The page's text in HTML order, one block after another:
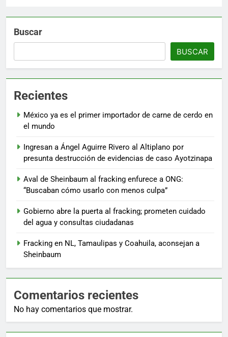
Buscar
BUSCAR
Recientes
México ya es el primer importador de carne de cerdo en
el mundo
Ingresan a Ángel Aguirre Rivero al Altiplano por
presunta destrucción de evidencias de caso Ayotzinapa
Aval de Sheinbaum al fracking enfurece a ONG:
“Buscaban cómo usarlo con menos culpa”
Gobierno abre la puerta al fracking; prometen cuidado
del agua y consultas ciudadanas
Fracking en NL, Tamaulipas y Coahuila, aconsejan a
Sheinbaum
Comentarios recientes
No hay comentarios que mostrar.